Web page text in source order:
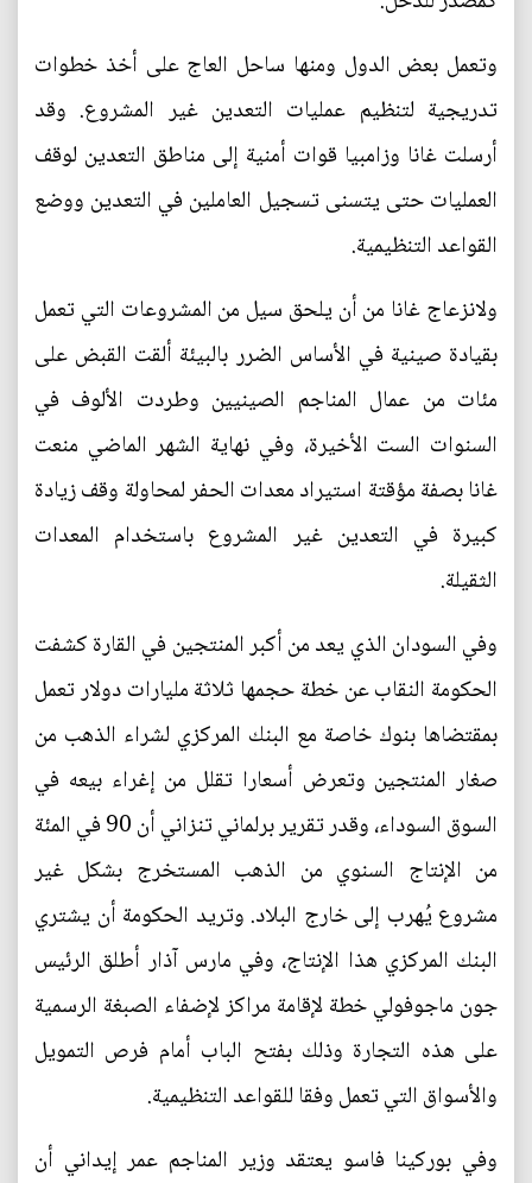
وتعمل بعض الدول ومنها ساحل العاج على أخذ خطوات
تدريجية لتنظيم عمليات التعدين غير المشروع. وقد
أرسلت غانا وزامبيا قوات أمنية إلى مناطق التعدين لوقف
العمليات حتى يتسنى تسجيل العاملين في التعدين ووضع
القواعد التنظيمية.
ولانزعاج غانا من أن يلحق سيل من المشروعات التي تعمل
بقيادة صينية في الأساس الضرر بالبيئة ألقت القبض على
مئات من عمال المناجم الصينيين وطردت الألوف في
السنوات الست الأخيرة، وفي نهاية الشهر الماضي منعت
غانا بصفة مؤقتة استيراد معدات الحفر لمحاولة وقف زيادة
كبيرة في التعدين غير المشروع باستخدام المعدات
الثقيلة.
وفي السودان الذي يعد من أكبر المنتجين في القارة كشفت
الحكومة النقاب عن خطة حجمها ثلاثة مليارات دولار تعمل
بمقتضاها بنوك خاصة مع البنك المركزي لشراء الذهب من
صغار المنتجين وتعرض أسعارا تقلل من إغراء بيعه في
السوق السوداء، وقدر تقرير برلماني تنزاني أن 90 في المئة
من الإنتاج السنوي من الذهب المستخرج بشكل غير
مشروع يُهرب إلى خارج البلاد. وتريد الحكومة أن يشتري
البنك المركزي هذا الإنتاج، وفي مارس آذار أطلق الرئيس
جون ماجوفولي خطة لإقامة مراكز لإضفاء الصبغة الرسمية
على هذه التجارة وذلك بفتح الباب أمام فرص التمويل
والأسواق التي تعمل وفقا للقواعد التنظيمية.
وفي بوركينا فاسو يعتقد وزير المناجم عمر إيداني أن